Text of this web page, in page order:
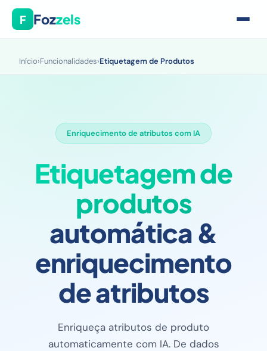
F Fozzels
Início›Funcionalidades›Etiquetagem de Produtos
Enriquecimento de atributos com IA
Etiquetagem de
produtos
automática &
enriquecimento
de atributos
Enriqueça atributos de produto
automaticamente com IA. De dados